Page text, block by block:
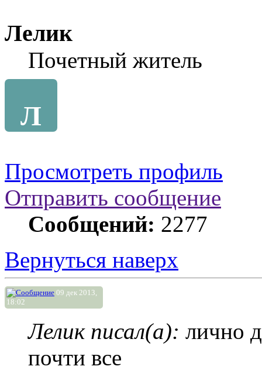
Лелик
Почетный житель
Л
Просмотреть профиль
Отправить сообщение
Сообщений: 2277
Вернуться наверх
09 дек 2013,
18:02
Лелик писал(а): лично
почти все